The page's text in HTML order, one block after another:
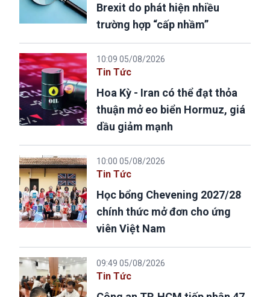
Brexit do phát hiện nhiều
trường hợp “cấp nhầm”
10:09 05/08/2026
Tin Tức
Hoa Kỳ - Iran có thể đạt thỏa
thuận mở eo biển Hormuz, giá
dầu giảm mạnh
10:00 05/08/2026
Tin Tức
Học bổng Chevening 2027/28
chính thức mở đơn cho ứng
viên Việt Nam
09:49 05/08/2026
Tin Tức